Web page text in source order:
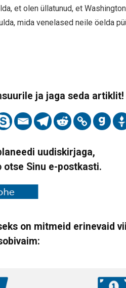
et olen üllatunud, et
mida venelased neile öelda
ja jaga seda artiklit!
uudiskirjaga,
Sinu e-postkasti.
on mitmeid erinevaid